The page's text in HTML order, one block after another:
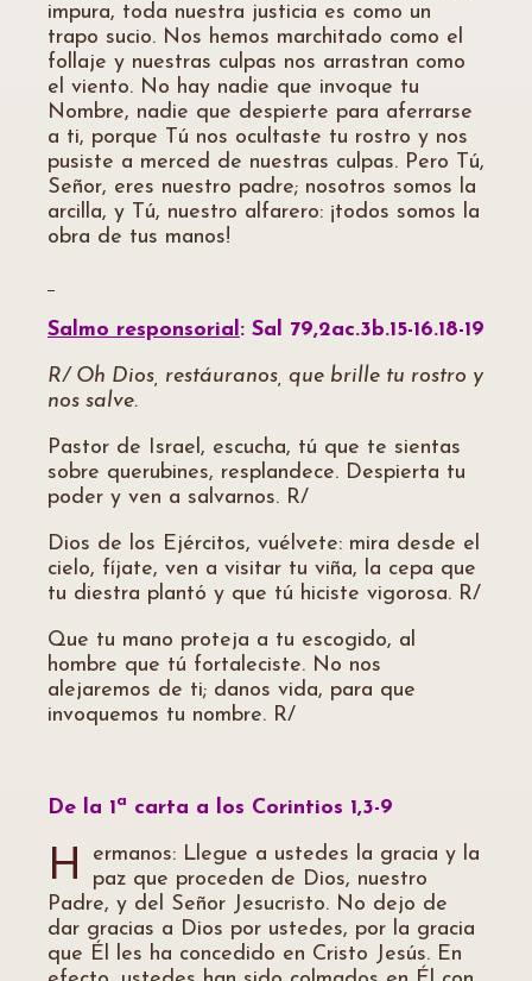
impura, toda nuestra justicia es como un
trapo sucio. Nos hemos marchitado como el
follaje y nuestras culpas nos arrastran como
el viento. No hay nadie que invoque tu
Nombre, nadie que despierte para aferrarse
a ti, porque Tú nos ocultaste tu rostro y nos
pusiste a merced de nuestras culpas. Pero Tú,
Señor, eres nuestro padre; nosotros somos la
arcilla, y Tú, nuestro alfarero: ¡todos somos la
obra de tus manos!
Salmo responsorial: Sal 79,2ac.3b.15-16.18-19
R/ Oh Dios, restáuranos, que brille tu rostro y
nos salve.
Pastor de Israel, escucha, tú que te sientas
sobre querubines, resplandece. Despierta tu
poder y ven a salvarnos. R/
Dios de los Ejércitos, vuélvete: mira desde el
cielo, fíjate, ven a visitar tu viña, la cepa que
tu diestra plantó y que tú hiciste vigorosa. R/
Que tu mano proteja a tu escogido, al
hombre que tú fortaleciste. No nos
alejaremos de ti; danos vida, para que
invoquemos tu nombre. R/
De la 1a carta a los Corintios 1,3-9
H
ermanos: Llegue a ustedes la gracia y la
paz que proceden de Dios, nuestro
Padre, y del Señor Jesucristo. No dejo de
dar gracias a Dios por ustedes, por la gracia
que Él les ha concedido en Cristo Jesús. En